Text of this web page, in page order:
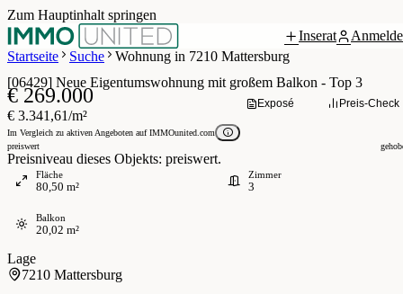
Zum Hauptinhalt springen
Inserat
Startseite
Suche Wohnung in 7210 Mattersburg
/ 22Grundriss
[06429] Neue Eigentumswohnung mit großem Balkon - Top 3
€ 269.000
€ 3.341,61/m²
Im Vergleich zu aktiven Angeboten auf IMMOunited.com
preiswert
Preisniveau dieses Objekts: preiswert.
Preis-Check
Exposé
Fläche
80,50 m²
Zimmer
3
Balkon
20,02 m²
Lage
7210 Mattersburg